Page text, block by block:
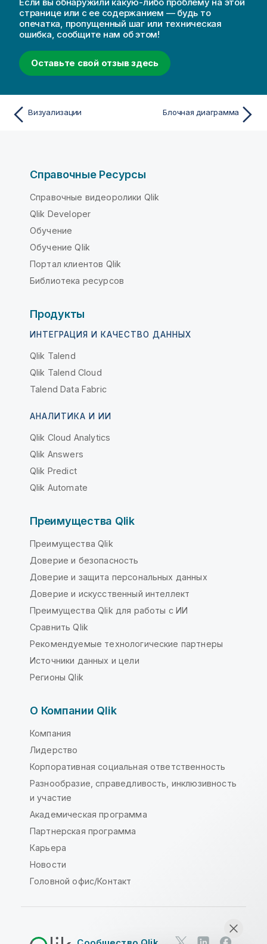
странице или с ее содержанием — будь то
опечатка, пропущенный шаг или техническая
ошибка, сообщите нам об этом!
Оставьте свой отзыв здесь
Визуализации Блочная диаграмма
Справочные Ресурсы
Справочные видеоролики Qlik
Qlik Developer
Обучение
Обучение Qlik
Портал клиентов Qlik
Библиотека ресурсов
Продукты
ИНТЕГРАЦИЯ И КАЧЕСТВО ДАННЫХ
Qlik Talend
Qlik Talend Cloud
Talend Data Fabric
АНАЛИТИКА И ИИ
Qlik Cloud Analytics
Qlik Answers
Qlik Predict
Qlik Automate
Преимущества Qlik
Преимущества Qlik
Доверие и безопасность
Доверие и защита персональных данных
Доверие и искусственный интеллект
Преимущества Qlik для работы с ИИ
Сравнить Qlik
Рекомендуемые технологические партнеры
Источники данных и цели
Регионы Qlik
О Компании Qlik
Компания
Лидерство
Корпоративная социальная ответственность
Разнообразие, справедливость, инклюзивность
и участие
Академическая программа
Партнерская программа
Карьера
Новости
Головной офис/Контакт